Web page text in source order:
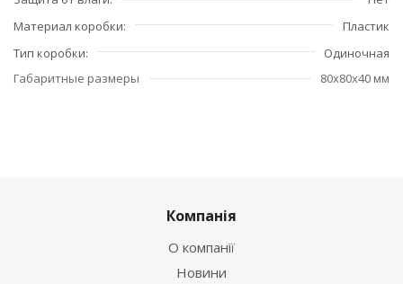
Материал коробки
Пластик
Тип коробки
Одиночная
Габаритные размеры
80x80x40 мм
Компанія
О компанії
Новини